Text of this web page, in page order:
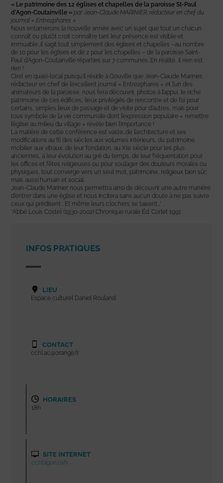
« Le patrimoine des 12 églises et chapelles de la paroisse St-Paul
d’Agon-Coutainville » par Jean-Claude MARINIER, rédacteur en chef du
journal « Entre2phares »
Nous entamerons la nouvelle année avec un sujet que tout un chacun
connaît ou plutôt croit connaître tant leur présence est visible et
immuable…il s’agit tout simplement des églises et chapelles –au nombre
de 10 pour les églises et de 2 pour les chapelles – de la paroisse Saint-
Paul d’Agon-Coutainville réparties sur 7 communes. En réalité, il n’en est
rien !
C’est en quasi-local puisqu’il réside à Gouville que Jean-Claude Marinier,
rédacteur en chef de l’excellent journal « Entre2phares » et l’un des
animateurs de la paroisse, nous fera découvrir, photos à l’appui, le riche
patrimoine de ces édifices, lieux privilégiés de rencontre et de foi pour
certains, simples lieux de passage et de visite pour d’autres, mais pour
tous symbole de la vie communale dont l’expression populaire « remettre
l’église au milieu du village » révèle bien l’importance !
La matière de cette conférence est vaste…de l’architecture et ses
modifications au fil des siècles aux volumes intérieurs, du patrimoine
mobilier aux vitraux, de leur fondation, au XIe siècle pour les plus
anciennes, à leur évolution au gré du temps, de leur fréquentation pour
les offices et fêtes religieuses ou pour soulager des douleurs morales ou
physiques, tout converge vers un seul mot, patrimoine, religieux bien sûr,
mais aussi humain et social.
Jean-Claude Marinier nous permettra ainsi de découvrir une autre manière
d’entrer dans une église et nous incitera sans aucun doute à ne pas suivre
ceux qui prédisent : Et même leurs clochers se taisent…* .
*Abbé Louis Costel (1930-2002) Chronique rurale Éd. Corlet 1991
INFOS PRATIQUES
LIEU
Espace culturel Daniel Rouland
CONTACT
cchl.ac@orange.fr
HORAIRES
18h
SITE INTERNET
cchlagon.ovh